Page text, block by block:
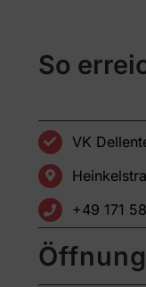
So
VK
+49 171